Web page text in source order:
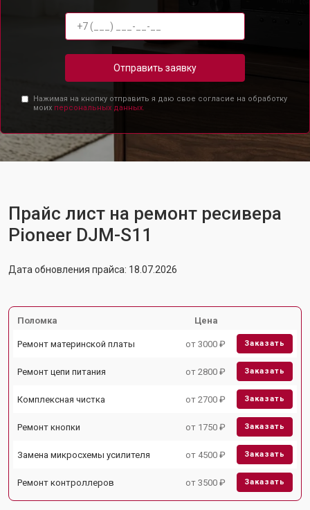
Отправить заявку
Нажимая на кнопку отправить я даю свое согласие на обработку
моих персональных данных.
Прайс лист на ремонт ресивера
Pioneer DJM-S11
Дата обновления прайса: 18.07.2026
Поломка Цена
Ремонт материнской платы от 3000 ₽ Заказать
Ремонт цепи питания от 2800 ₽ Заказать
Комплексная чистка от 2700 ₽ Заказать
Ремонт кнопки от 1750 ₽ Заказать
Замена микросхемы усилителя от 4500 ₽ Заказать
Ремонт контроллеров от 3500 ₽ Заказать